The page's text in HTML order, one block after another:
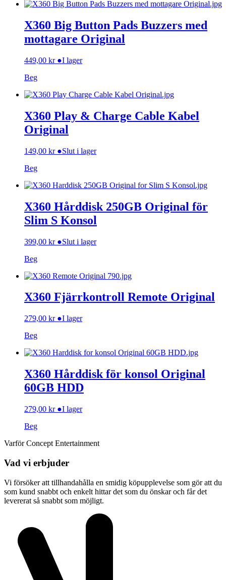
X360 Big Button Pads Buzzers med
mottagare Original
449,00 kr ●I lager
Beg
X360 Play & Charge Cable Kabel
Original
149,00 kr ●Slut i lager
Beg
X360 Hårddisk 250GB Original för
Slim S Konsol
399,00 kr ●Slut i lager
Beg
X360 Fjärrkontroll Remote Original
279,00 kr ●I lager
Beg
X360 Hårddisk för konsol Original
60GB HDD
279,00 kr ●I lager
Beg
Varför Concept Entertainment
Vad vi erbjuder
Vi försöker att tillhandahålla en smidig köpupplevelse som gör att du
som kund snabbt och enkelt hittar det som du önskar och får det
levererat så snabbt som möjligt.